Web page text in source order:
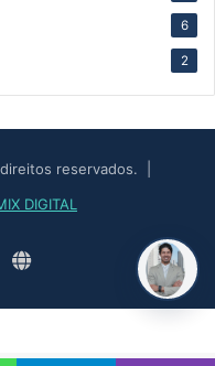
6
2
reservados. |
DIGITAL
Site